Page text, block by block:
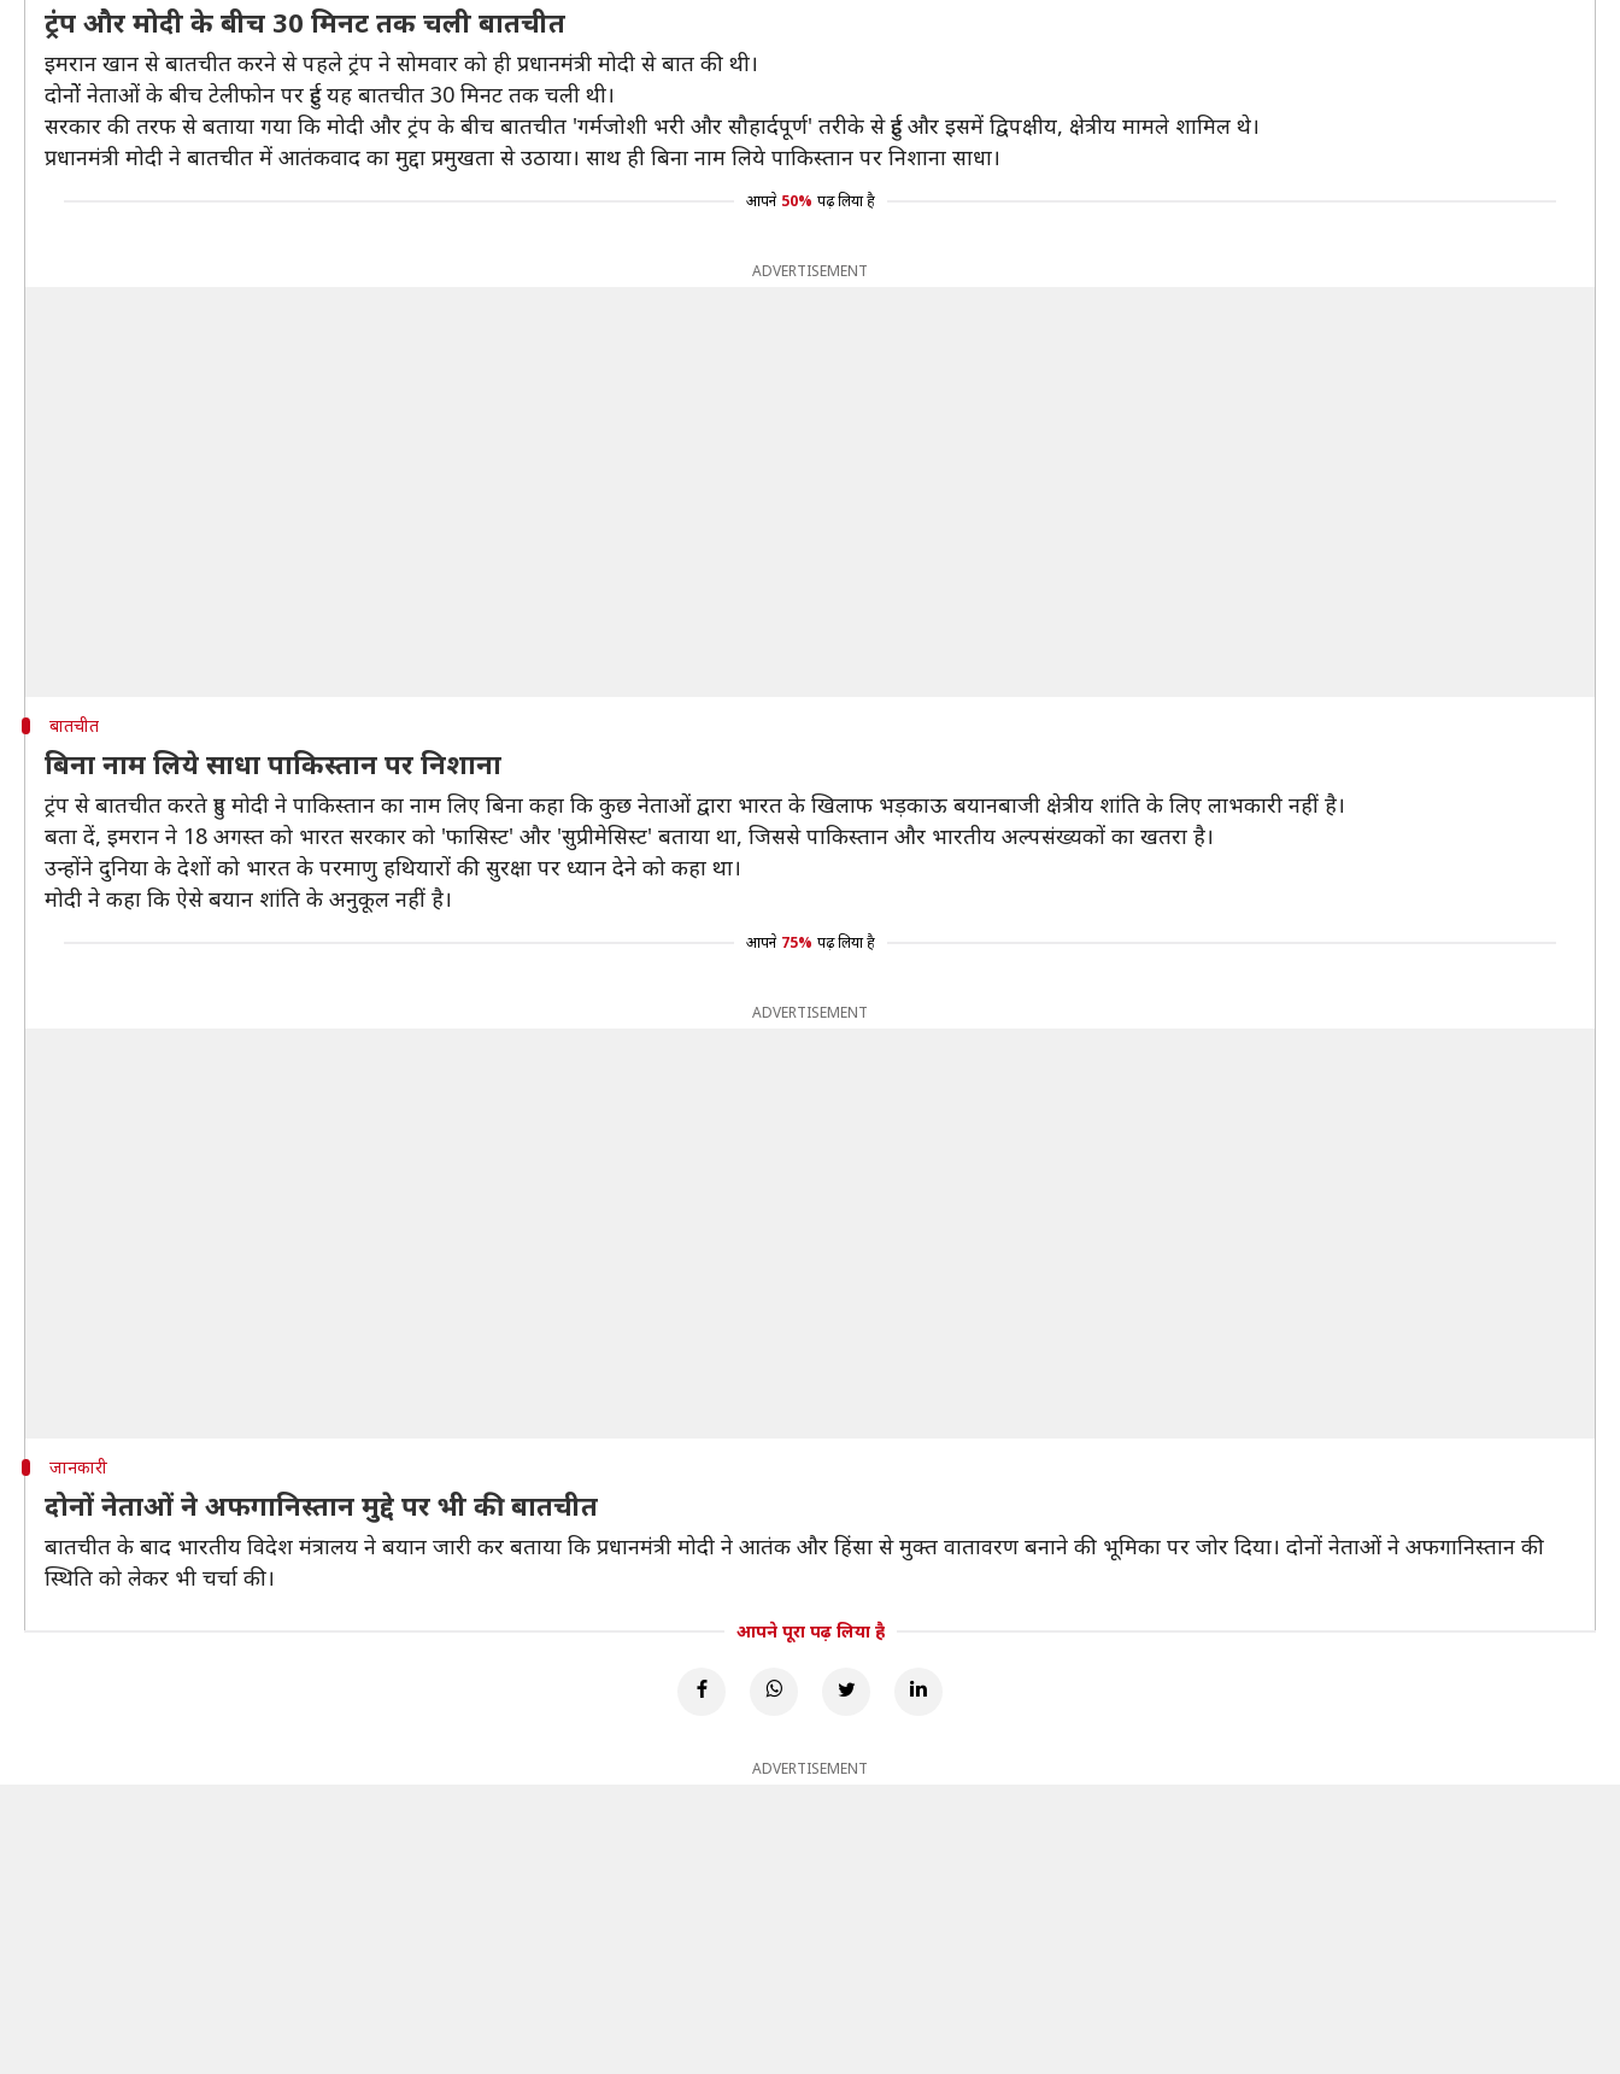
ट्रंप और मोदी के बीच 30 मिनट तक चली बातचीत
इमरान खान से बातचीत करने से पहले ट्रंप ने सोमवार को ही प्रधानमंत्री मोदी से बात की थी।
दोनोें नेताओं के बीच टेलीफोन पर हुई यह बातचीत 30 मिनट तक चली थी।
सरकार की तरफ से बताया गया कि मोदी और ट्रंप के बीच बातचीत 'गर्मजोशी भरी और सौहार्दपूर्ण' तरीके से हुई और इसमें द्विपक्षीय, क्षेत्रीय मामले शामिल थे।
प्रधानमंत्री मोदी ने बातचीत में आतंकवाद का मुद्दा प्रमुखता से उठाया। साथ ही बिना नाम लिये पाकिस्तान पर निशाना साधा।
आपने 50% पढ़ लिया है
ADVERTISEMENT
बातचीत
बिना नाम लिये साधा पाकिस्तान पर निशाना
ट्रंप से बातचीत करते हुए मोदी ने पाकिस्तान का नाम लिए बिना कहा कि कुछ नेताओं द्वारा भारत के खिलाफ भड़काऊ बयानबाजी क्षेत्रीय शांति के लिए लाभकारी नहीं है।
बता दें, इमरान ने 18 अगस्त को भारत सरकार को 'फासिस्ट' और 'सुप्रीमेसिस्ट' बताया था, जिससे पाकिस्तान और भारतीय अल्पसंख्यकों का खतरा है।
उन्होंने दुनिया के देशों को भारत के परमाणु हथियारों की सुरक्षा पर ध्यान देने को कहा था।
मोदी ने कहा कि ऐसे बयान शांति के अनुकूल नहीं है।
आपने 75% पढ़ लिया है
ADVERTISEMENT
जानकारी
दोनों नेताओं ने अफगानिस्तान मुद्दे पर भी की बातचीत
बातचीत के बाद भारतीय विदेश मंत्रालय ने बयान जारी कर बताया कि प्रधानमंत्री मोदी ने आतंक और हिंसा से मुक्त वातावरण बनाने की भूमिका पर जोर दिया। दोनों नेताओं ने अफगानिस्तान की
स्थिति को लेकर भी चर्चा की।
आपने पूरा पढ़ लिया है
ADVERTISEMENT